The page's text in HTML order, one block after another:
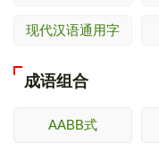
现代汉语通用字
成语组合
AABB式